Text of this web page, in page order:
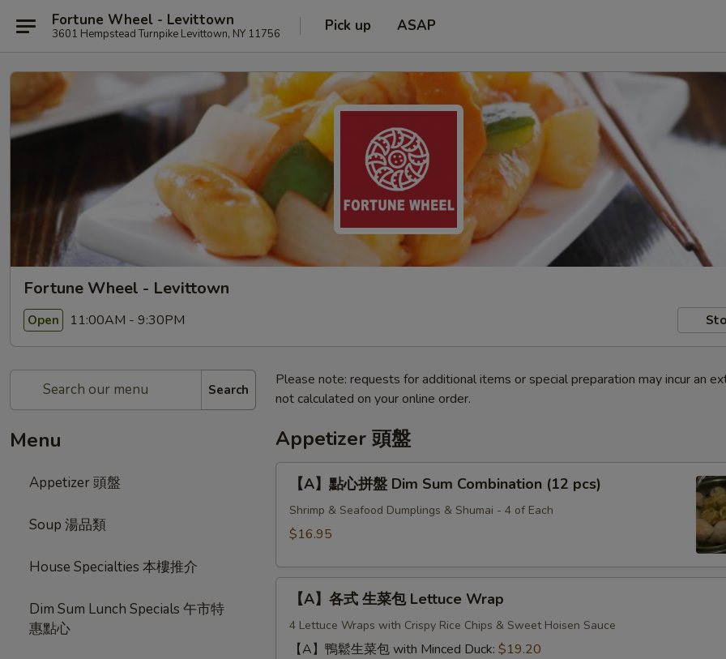
Fortune Wheel - Levittown
3601 Hempstead Turnpike Levittown, NY 11756 Pick up ASAP
Fortune Wheel - Levittown
Open 11:00AM - 9:30PM
Search
Menu
Appetizer 頭盤
Soup 湯品類
House Specialties 本樓推介
Dim Sum Lunch Specials 午市特
惠點心
Please note: requests for additional items or special preparation may incur an
not calculated on your online order.
Appetizer 頭盤
【A】
Dim
Sum
Combination
(12
pcs)
【A】點心拼盤 Dim Sum Combination (12 pcs)
Shrimp & Seafood Dumplings & Shumai - 4 of Each
$16.95
【A】
【A】各式 生菜包 Lettuce Wrap
4 Lettuce Wraps with Crispy Rice Chips & Sweet Hoisen Sauce
【A】鴨鬆生菜包 with Minced Duck: $19.20